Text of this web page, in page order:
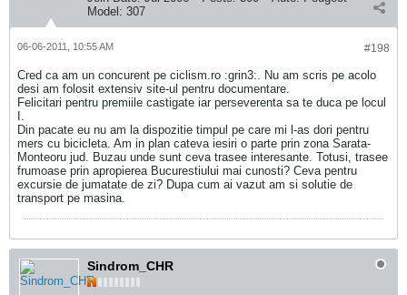
Model: 307
#198
06-06-2011, 10:55 AM
Cred ca am un concurent pe ciclism.ro :grin3:. Nu am scris pe acolo
desi am folosit extensiv site-ul pentru documentare.
Felicitari pentru premiile castigate iar perseverenta sa te duca pe locul
I.
Din pacate eu nu am la dispozitie timpul pe care mi l-as dori pentru
mers cu bicicleta. Am in plan cateva iesiri o parte prin zona Sarata-
Monteoru jud. Buzau unde sunt ceva trasee interesante. Totusi, trasee
frumoase prin apropierea Bucurestiului mai cunosti? Ceva pentru
excursie de jumatate de zi? Dupa cum ai vazut am si solutie de
transport pe masina.
Sindrom_CHR